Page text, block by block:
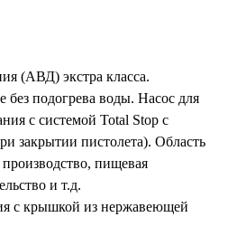
(АВД) экстра класса.
подогрева воды. Насос для
с системой Total Stop с
закрытии пистолета). Область
пищевая
и т.д.
с крышкой из нержавеющей